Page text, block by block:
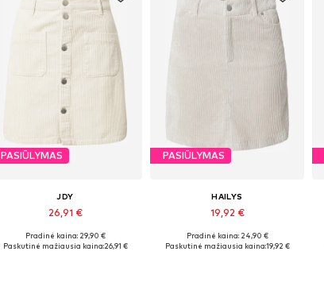
PASIŪLYMAS
JDY
26,91 €
Galimi dydžiai: 34, 36, 38, 40, 42
Pradinė kaina: 29,90 €
Paskutinė mažiausia kaina:26,91 €
PASIŪLYMAS
HAILYS
19,92 €
Galimi dydžiai: 36, 38, 40, 44
Pradinė kaina: 24,90 €
Paskutinė mažiausia kaina:19,92 €